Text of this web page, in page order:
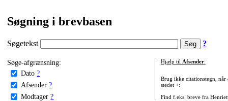
Søgning i brevbasen
Søgetekst ?
Søge-afgrænsning:
Dato ?
Afsender ?
Modtager ?
Hjælp til Afsender:
Brug ikke citationstegn, når
stedet +:
Find f.eks. breve fra